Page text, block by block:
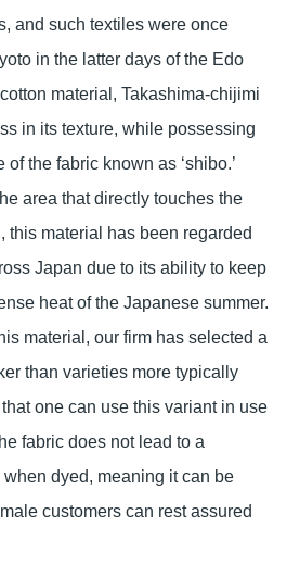
and such textiles were once
in the latter days of the Edo
material, Takashima-chijimi
in its texture, while possessing
the fabric known as ‘shibo.’
area that directly touches the
this material has been regarded
Japan due to its ability to keep
heat of the Japanese summer.
material, our firm has selected a
than varieties more typically
one can use this variant in use
fabric does not lead to a
dyed, meaning it can be
customers can rest assured